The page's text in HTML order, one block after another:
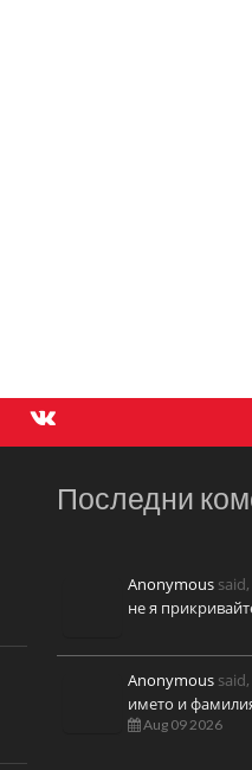
Последни
Anonymous
не я
Anonymous
името и
Aug 09 2026